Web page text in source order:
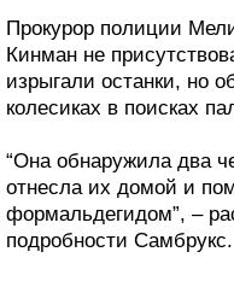
Прокурор полиции
Кинман не
изрыгали останки, но
колесиках в поисках
“Она обнаружила два
отнесла их домой и
формальдегидом”, –
подробности Самбрукс.